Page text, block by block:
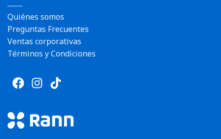
Quiénes somos
Preguntas Frecuentes
Ventas corporativas
Términos y Condiciones